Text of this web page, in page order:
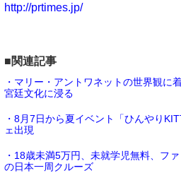
http://prtimes.jp/
■関連記事
・マリー・アントワネットの世界観に
宮廷文化に浸る
・8月7日から夏イベント「ひんやり
ェ出現
・18歳未満5万円、未就学児無料、フ
の日本一周クルーズ